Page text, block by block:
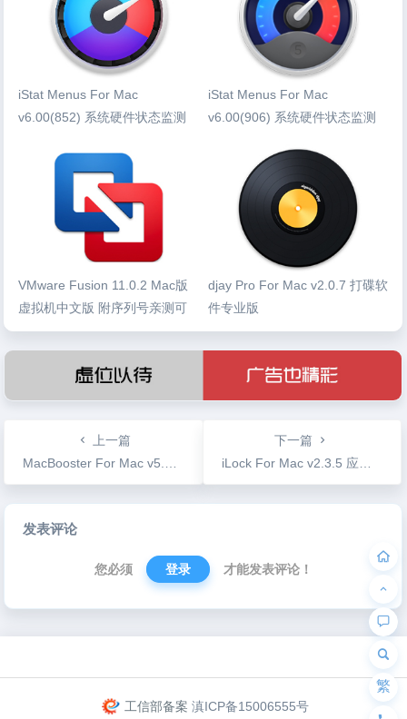
iStat Menus For Mac
v6.00(852) 系统硬件状态监测
iStat Menus For Mac
v6.00(906) 系统硬件状态监测
VMware Fusion 11.0.2 Mac版
虚拟机中文版 附序列号亲测可
用
djay Pro For Mac v2.0.7 打碟软
件专业版
上一篇
MacBooster For Mac v5.0.4 专业的系统清理工具
下一篇
iLock For Mac v2.3.5 应用程序加密工具
发表评论
您必须 登录 才能发表评论！
工信部备案 滇ICP备15006555号
繁